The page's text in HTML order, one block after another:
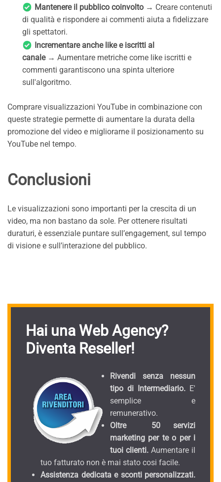
Mantenere il pubblico coinvolto → Creare contenuti
di qualità e rispondere ai commenti aiuta a fidelizzare
gli spettatori.
Incrementare anche like e iscritti al
canale→ Aumentare metriche come like iscritti e
commenti garantiscono una spinta ulteriore
sull'algoritmo.
Comprare visualizzazioni YouTube in combinazione con
queste strategie permette di aumentare la durata della
promozione del video e migliorarne il posizionamento su
YouTube nel tempo.
Conclusioni
Le visualizzazioni sono importanti per la crescita di un
video, ma non bastano da sole. Per ottenere risultati
duraturi, è essenziale puntare sull’engagement, sul tempo
di visione e sull’interazione del pubblico.
Hai una Web Agency?
Diventa Reseller!
Rivendi senza nessun
tipo di Intermediario. E'
semplice e
remunerativo.
Oltre 50 servizi
marketing per te o per i
tuoi clienti. Aumentare il
tuo fatturato non è mai stato cosi facile.
Assistenza dedicata e sconti personalizzati.